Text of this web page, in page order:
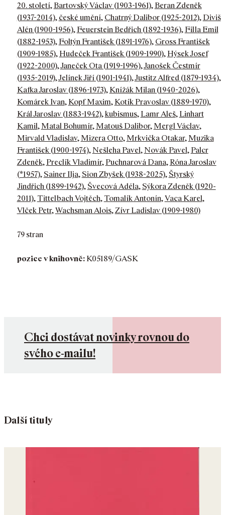
20. století, Bartovský Václav (1903-1961), Beran Zdeněk
(1937-2014), české umění, Chatrný Dalibor (1925-2012), Diviš
Alén (1900-1956), Feuerstein Bedřich (1892-1936), Filla Emil
(1882-1953), Foltýn František (1891-1976), Gross František
(1909-1985), Hudeček František (1909-1990), Hýsek Josef
(1922-2000),Janeček Ota (1919-1996),Janošek Čestmír
(1935-2019),Jelínek Jiří (1901-1941),Justitz Alfred (1879-1934),
Kafka Jaroslav (1896-1973), Knížák Milan (1940-2026),
Komárek Ivan, Kopf Maxim, Kotík Pravoslav (1889-1970),
Král Jaroslav (1883-1942),kubismus, Lamr Aleš, Linhart
Kamil, Matal Bohumír, Matouš Dalibor, Mergl Václav,
Mirvald Vladislav, Mizera Otto, Mrkvička Otakar, Muzika
František (1900-1974), Nešleha Pavel, Novák Pavel, Palcr
Zdeněk, Preclík Vladimír, Puchnarová Dana, Róna Jaroslav
(*1957), Sainer Ilja, Sion Zbyšek (1938-2025), Štyrský
Jindřich (1899-1942), Švecová Adéla, Sýkora Zdeněk (1920-
2011), Tittelbach Vojtěch, Tomalík Antonín,Vaca Karel,
Vlček Petr,Wachsman Alois,Zívr Ladislav (1909-1980)
79 stran
pozice v knihovně:K05189/GASK
Chci dostávat novinky rovnou do
svého e-mailu!
Další tituly